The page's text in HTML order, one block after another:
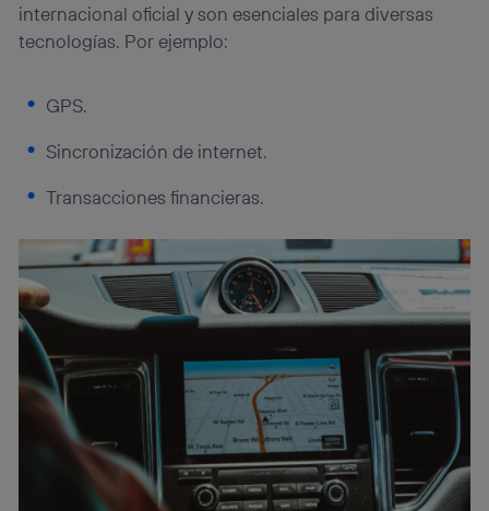
internacional oficial y son esenciales para diversas
tecnologías. Por ejemplo:
GPS.
Sincronización de internet.
Transacciones financieras.